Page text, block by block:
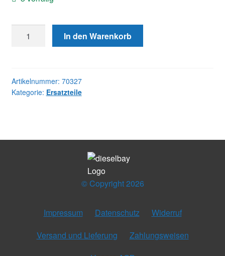
Menge
In den Warenkorb
Artikelnummer: 70327
Kategorie: Ersatzteile
© Copyright 2026
Impressum Datenschutz
Widerruf
Versand und Lieferung
Zahlungsweisen